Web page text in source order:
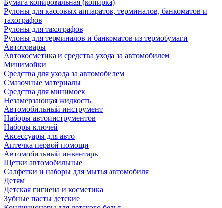
Бумага копировальная (копирка)
Рулоны для кассовых аппаратов, терминалов, банкоматов и
тахографов
Рулоны для тахографов
Рулоны для терминалов и банкоматов из термобумаги
Автотовары
Автокосметика и средства ухода за автомобилем
Минимойки
Средства для ухода за автомобилем
Смазочные материалы
Средства для минимоек
Незамерзающая жидкость
Автомобильный инструмент
Наборы автоинструментов
Наборы ключей
Аксессуары для авто
Аптечка первой помощи
Автомобильный инвентарь
Щетки автомобильные
Салфетки и наборы для мытья автомобиля
Детям
Детская гигиена и косметика
Зубные пасты детские